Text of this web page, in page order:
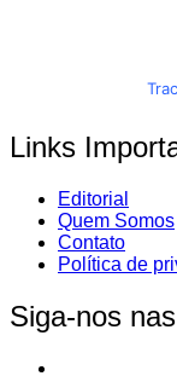
Links
Editorial
Quem Somos
Contato
Política de
Siga-nos